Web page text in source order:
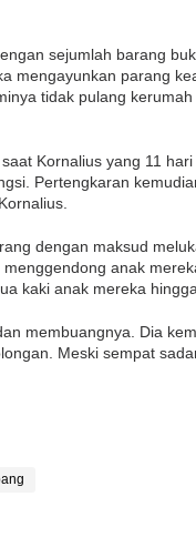
sejumlah barang
mengayunkan parang
tidak pulang
Kornalius yang 11
Pertengkaran
dengan maksud
anak
kaki anak mereka
membuangnya. Dia
Meski sempat
RSUD Naibonat
Kadaluarsa